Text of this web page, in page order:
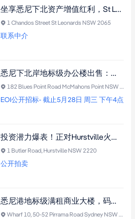
坐享悉尼下北资产增值红利，St Leonards 稀缺独立商业楼宇，不容错过的核心资产
1 Chandos Street St Leonards NSW 2065
联系中介
悉尼下北岸地标级办公楼出售：坐拥270°海港全景，100%出租享稳健回报，另具住宅开发潜力
182 Blues Point Road McMahons Point NSW 2060
EOI公开招标- 截止5月28日 周三 下午4点
投资潜力爆表！正对Hurstville火车站入口！双面临街2层商业楼，具有高层项目开发潜力
1 Butler Road, Hurstville NSW 2220
公开拍卖
悉尼港地标级满租商业大楼，码头物业，政府租客，大师设计，新地铁站增值在即！
Wharf 10, 50-52 Pirrama Road Sydney NSW 2000